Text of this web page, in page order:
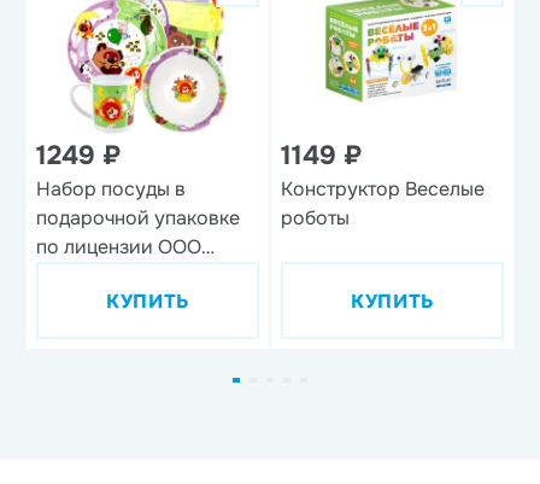
1249 ₽
Набор посуды в
подарочной упаковке
по лицензии ООО
дизайн 1, 3 предмета,
фарфор
КУПИТЬ
1149 ₽
Конструктор Веселые
роботы
КУПИТЬ